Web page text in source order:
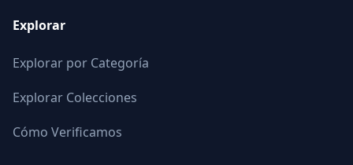
Explorar
Explorar por Categoría
Explorar Colecciones
Cómo Verificamos